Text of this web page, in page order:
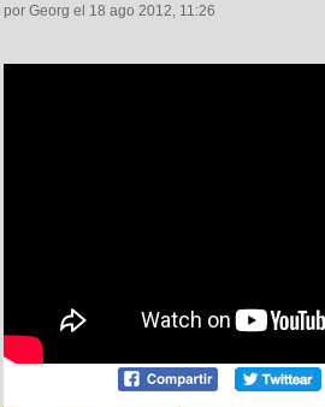
por Georg el 18 ago 2012, 11:26